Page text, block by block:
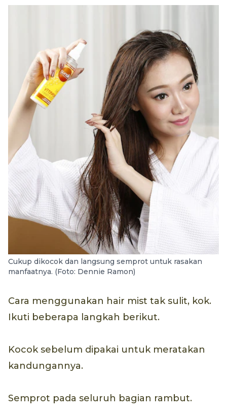
Cukup dikocok dan langsung semprot untuk rasakan
manfaatnya. (Foto: Dennie Ramon)
Cara menggunakan hair mist tak sulit, kok.
Ikuti beberapa langkah berikut.
Kocok sebelum dipakai untuk meratakan
kandungannya.
Semprot pada seluruh bagian rambut.